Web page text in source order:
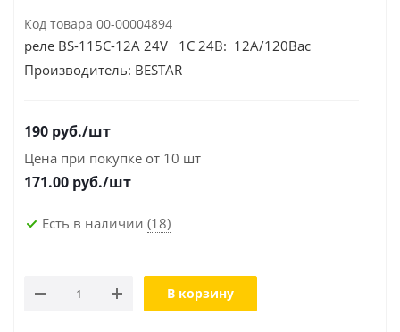
Код товара 00-00004894
реле BS-115C-12A 24V 1С 24В: 12А/120Вac
Производитель: BESTAR
190 руб./шт
Цена при покупке от 10 шт
171.00 руб./шт
Есть в наличии (18)
В корзину